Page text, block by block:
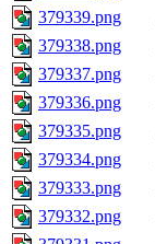
379339.png
379338.png
379337.png
379336.png
379335.png
379334.png
379333.png
379332.png